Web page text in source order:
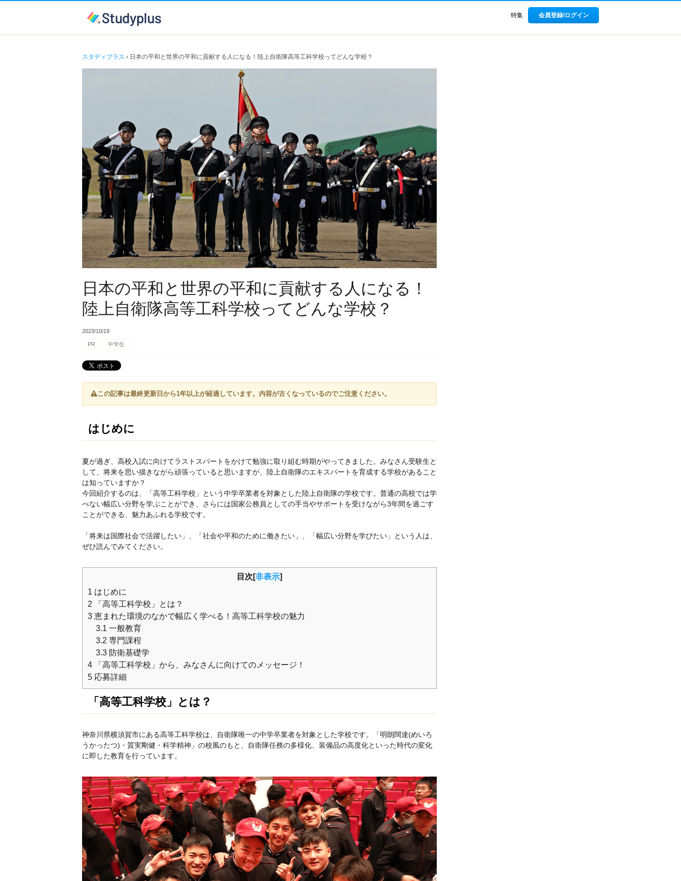
特集 会員登録/ログイン
スタディプラス › 日本の平和と世界の平和に貢献する人になる！陸上自衛隊高等工科学校ってどんな学校？
日本の平和と世界の平和に貢献する人になる！
陸上自衛隊高等工科学校ってどんな学校？
2023/10/19
PR 中学生
この記事は最終更新日から1年以上が経過しています。内容が古くなっているのでご注意ください。
はじめに
夏が過ぎ、高校入試に向けてラストスパートをかけて勉強に取り組む時期がやってきました。みなさん受験生と
して、将来を思い描きながら頑張っていると思いますが、陸上自衛隊のエキスパートを育成する学校があること
は知っていますか？
今回紹介するのは、「高等工科学校」という中学卒業者を対象とした陸上自衛隊の学校です。普通の高校では学
べない幅広い分野を学ぶことができ、さらには国家公務員としての手当やサポートを受けながら3年間を過ごす
ことができる、魅力あふれる学校です。
「将来は国際社会で活躍したい」、「社会や平和のために働きたい」、「幅広い分野を学びたい」という人は、
ぜひ読んでみてください。
目次[非表示]
1 はじめに
2
「高等工科学校」とは？
3 恵まれた環境のなかで幅広く学べる！高等工科学校の魅力
3.1 一般教育
3.2 専門課程
3.3 防衛基礎学
4
「高等工科学校」から、みなさんに向けてのメッセージ！
5 応募詳細
「高等工科学校」とは？
神奈川県横須賀市にある高等工科学校は、自衛隊唯一の中学卒業者を対象とした学校です。「明朗闊達(めいろ
うかったつ)・質実剛健・科学精神」の校風のもと、自衛隊任務の多様化、装備品の高度化といった時代の変化
に即した教育を行っています。